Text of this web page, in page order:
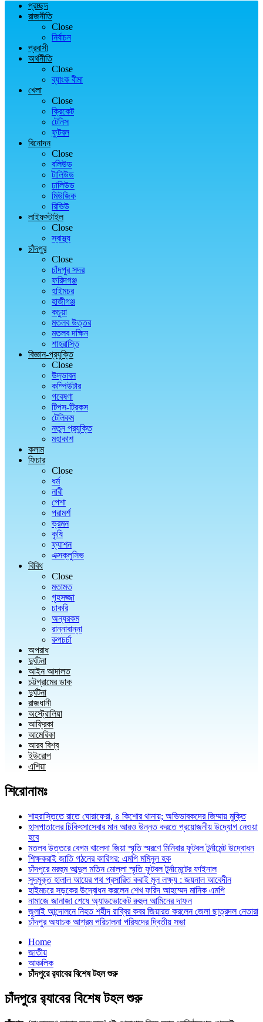
প্রচ্ছদ
রাজনীতি
Close
নির্বাচন
প্রবাসী
অর্থনীতি
Close
ব্যাংক বীমা
খেলা
Close
ক্রিকেট
টেনিস
ফুটবল
বিনোদন
Close
বলিউড
টালিউড
ঢালিউড
মিউজিক
রিভিউ
লাইফস্টাইল
Close
স্বাস্থ্য
চাঁদপুর
Close
চাঁদপুর সদর
ফরিদগঞ্জ
হাইমচর
হাজীগঞ্জ
কচুয়া
মতলব উত্তর
মতলব দক্ষিন
শাহরাস্তি
বিজ্ঞান-প্রযুক্তি
Close
উদ্ভাবন
কম্পিউটার
গবেষণা
টিপস-ট্রিকস
টেলিকম
নতুন প্রযুক্তি
মহাকাশ
কলাম
ফিচার
Close
ধর্ম
নারী
পেশা
পরামর্শ
ভ্রমন
কৃষি
ফ্যাশন
এক্সক্লুসিভ
বিবিধ
Close
মতামত
গৃহসজ্জা
চাকরি
অন্যরকম
রান্নাবান্না
রুপচর্চা
অপরাধ
দুর্ঘটনা
আইন আদালত
চট্টগ্রামের ডাক
দুর্ঘটনা
রাজধানী
অস্ট্রোলিয়া
আফ্রিকা
আমেরিকা
আরব বিশ্ব
ইউরোপ
এশিয়া
শিরোনামঃ
শাহরাস্তিতে রাতে ঘোরাফেরা, ৪ কিশোর থানায়; অভিভাবকদের জিম্মায় মুক্তি
হাসপাতালের চিকিৎসাসেবার মান আরও উন্নত করতে প্রয়োজনীয় উদ্যোগ নেওয়া
হবে
মতলব উত্তরে বেগম খালেদা জিয়া স্মৃতি স্মরণে মিনিবার ফুটবল টুর্নামেন্ট উদ্বোধন
শিক্ষকরাই জাতি গঠনের কারিগর: এমপি মমিনুল হক
চাঁদপুরে মরহুম আব্দুল মতিন মোল্লা স্মৃতি ফুটবল টুর্নামেন্টের ফাইনাল
সুদমুক্ত হালাল আয়ের পথ প্রসারিত করাই মূল লক্ষ্য : জয়নাল আবেদীন
হাইমচরে সড়কের উদ্বোধন করলেন শেখ ফরিদ আহম্মেদ মানিক এমপি
নামাজে জানাজা শেষে অ্যাডভোকেট রুহুল আমিনের দাফন
জুলাই আন্দোলনে নিহত শহীদ রাব্বির কবর জিয়ারত করলেন জেলা ছাত্রদল নেতারা
চাঁদপুর অযাচক আশ্রম পরিচালনা পরিষদের দ্বিতীয় সভা
Home
জাতীয়
আঞ্চলিক
চাঁদপুরে র‌্যাবের বিশেষ টহল শুরু
চাঁদপুরে র‌্যাবের বিশেষ টহল শুরু